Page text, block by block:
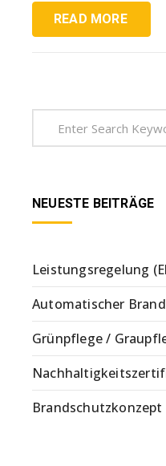
READ MORE
NEUESTE BEITRÄGE
Leistungsregelung
Automatischer
Grünpflege /